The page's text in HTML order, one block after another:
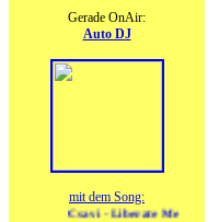
Gerade OnAir:
Auto DJ
mit dem Song:
Csavi - Liberate Me